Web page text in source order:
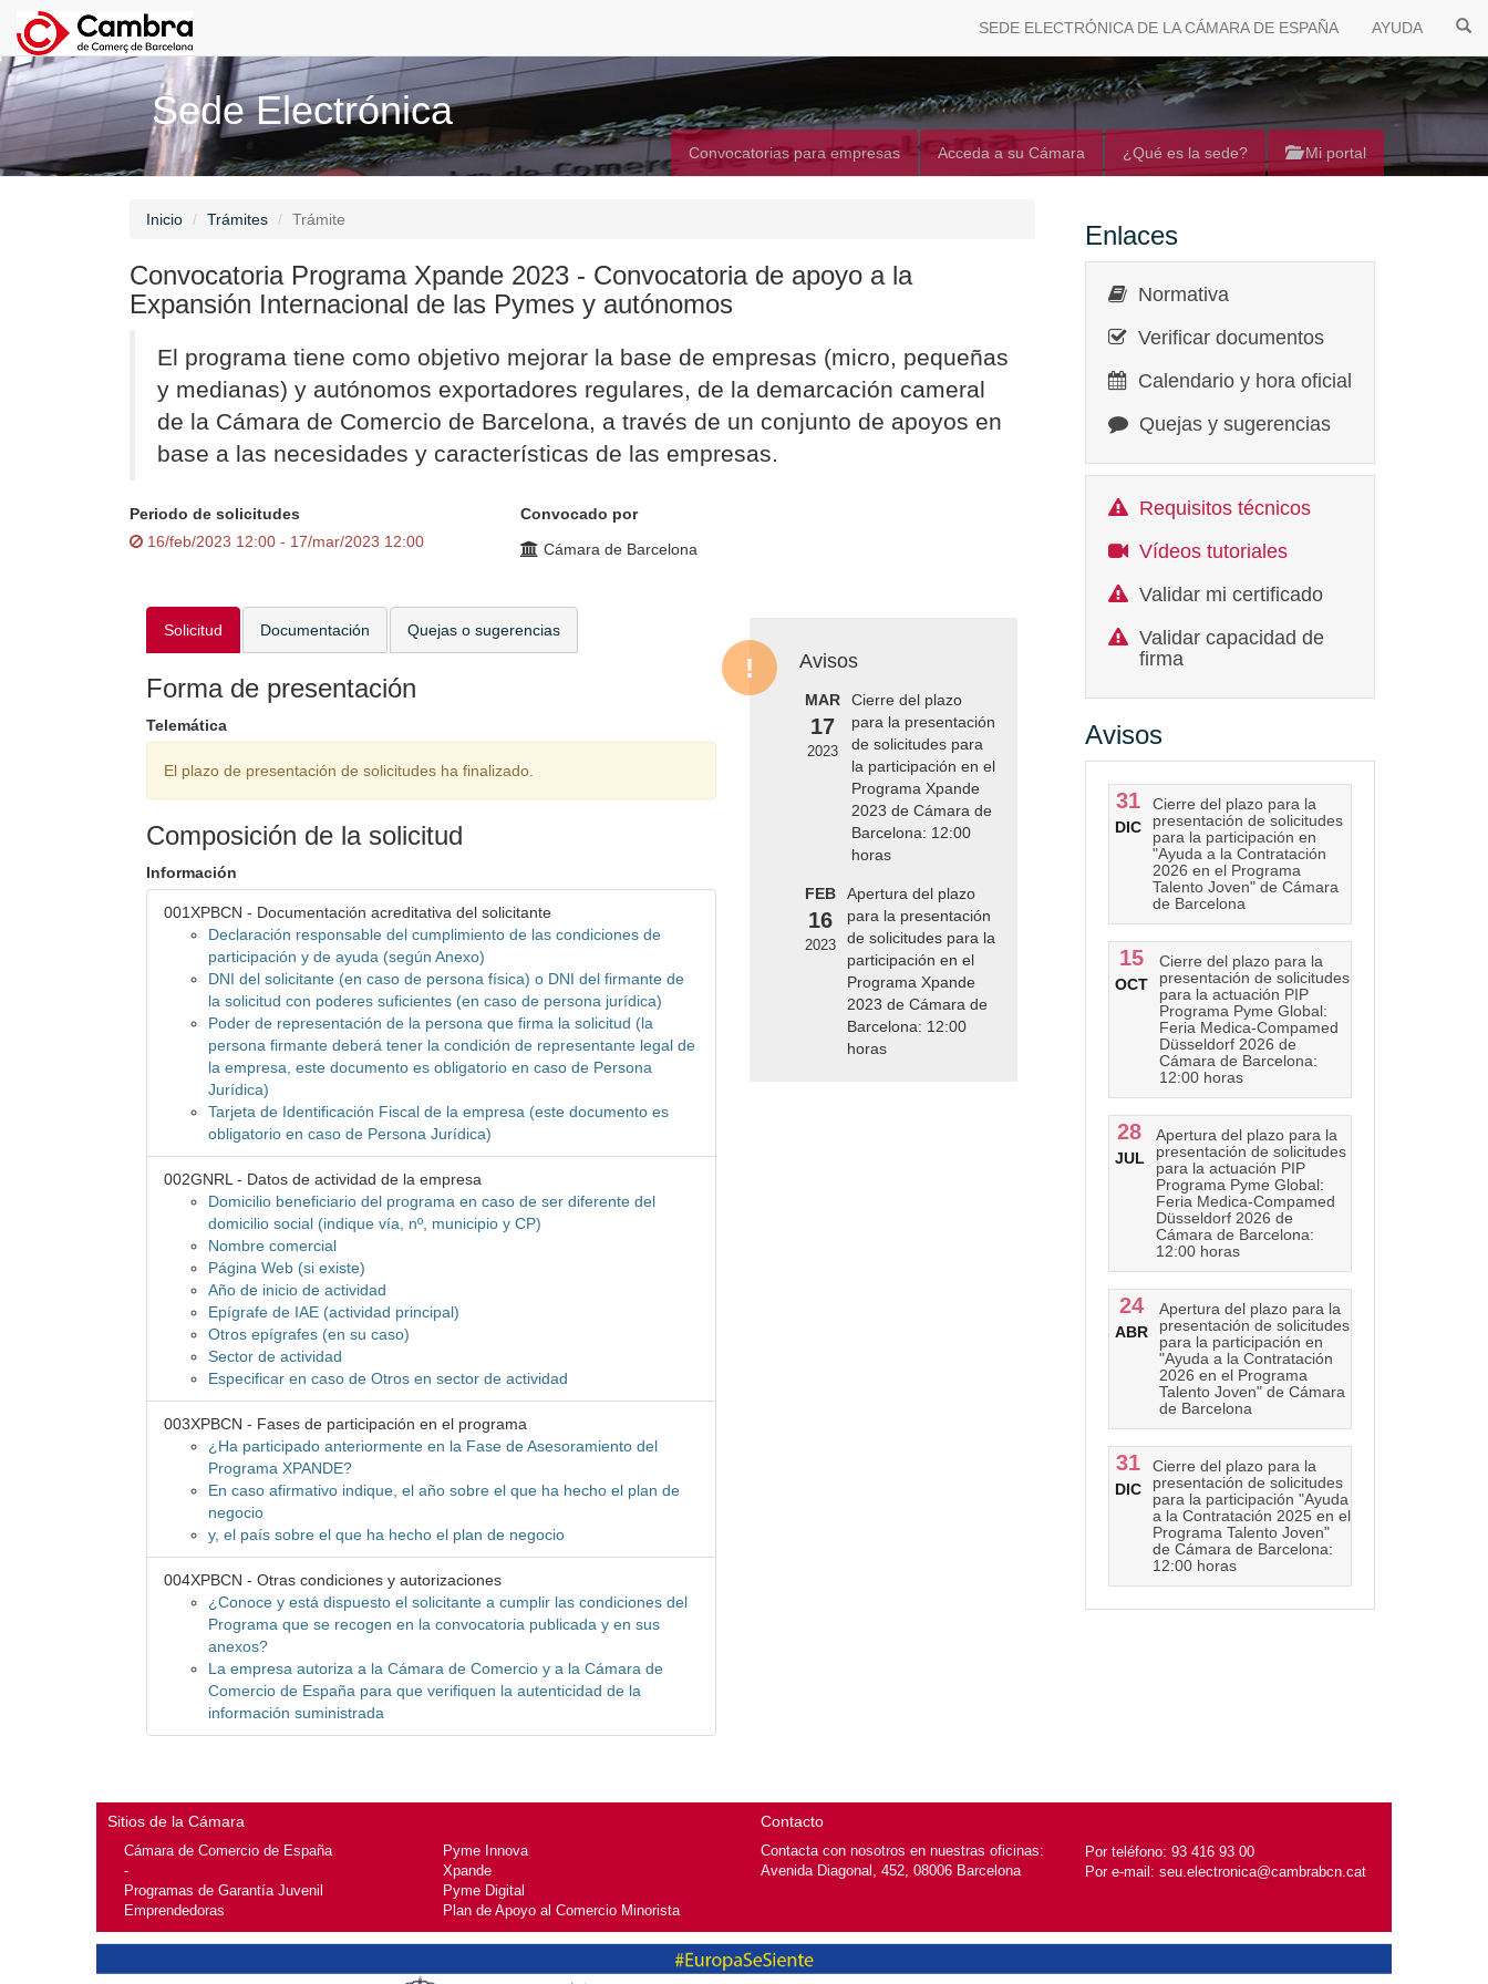
SEDE ELECTRÓNICA DE LA CÁMARA DE ESPAÑA AYUDA
Sede Electrónica
Convocatorias para empresas Acceda a su Cámara ¿Qué es la sede? Mi portal
Inicio Trámites Trámite
Convocatoria Programa Xpande 2023 - Convocatoria de apoyo a la
Expansión Internacional de las Pymes y autónomos
El programa tiene como objetivo mejorar la base de empresas (micro, pequeñas
y medianas) y autónomos exportadores regulares, de la demarcación cameral
de la Cámara de Comercio de Barcelona, a través de un conjunto de apoyos en
base a las necesidades y características de las empresas.
Periodo de solicitudes
16/feb/2023 12:00 - 17/mar/2023 12:00
Convocado por
Cámara de Barcelona
Solicitud Documentación Quejas o sugerencias
Forma de presentación
Telemática
El plazo de presentación de solicitudes ha finalizado.
Composición de la solicitud
Información
001XPBCN - Documentación acreditativa del solicitante
Declaración responsable del cumplimiento de las condiciones de
participación y de ayuda (según Anexo)
DNI del solicitante (en caso de persona física) o DNI del firmante de
la solicitud con poderes suficientes (en caso de persona jurídica)
Poder de representación de la persona que firma la solicitud (la
persona firmante deberá tener la condición de representante legal de
la empresa, este documento es obligatorio en caso de Persona
Jurídica)
Tarjeta de Identificación Fiscal de la empresa (este documento es
obligatorio en caso de Persona Jurídica)
002GNRL - Datos de actividad de la empresa
Domicilio beneficiario del programa en caso de ser diferente del
domicilio social (indique vía, nº, municipio y CP)
Nombre comercial
Página Web (si existe)
Año de inicio de actividad
Epígrafe de IAE (actividad principal)
Otros epígrafes (en su caso)
Sector de actividad
Especificar en caso de Otros en sector de actividad
003XPBCN - Fases de participación en el programa
¿Ha participado anteriormente en la Fase de Asesoramiento del
Programa XPANDE?
En caso afirmativo indique, el año sobre el que ha hecho el plan de
negocio
y, el país sobre el que ha hecho el plan de negocio
004XPBCN - Otras condiciones y autorizaciones
¿Conoce y está dispuesto el solicitante a cumplir las condiciones del
Programa que se recogen en la convocatoria publicada y en sus
anexos?
La empresa autoriza a la Cámara de Comercio y a la Cámara de
Comercio de España para que verifiquen la autenticidad de la
información suministrada
Avisos
MAR
17
2023
Cierre del plazo
para la presentación
de solicitudes para
la participación en el
Programa Xpande
2023 de Cámara de
Barcelona: 12:00
horas
FEB
16
2023
Apertura del plazo
para la presentación
de solicitudes para la
participación en el
Programa Xpande
2023 de Cámara de
Barcelona: 12:00
horas
Enlaces
Normativa
Verificar documentos
Calendario y hora oficial
Quejas y sugerencias
Requisitos técnicos
Vídeos tutoriales
Validar mi certificado
Validar capacidad de
firma
Avisos
31
DIC
Cierre del plazo para la
presentación de solicitudes
para la participación en
"Ayuda a la Contratación
2026 en el Programa
Talento Joven" de Cámara
de Barcelona
15
OCT
Cierre del plazo para la
presentación de solicitudes
para la actuación PIP
Programa Pyme Global:
Feria Medica-Compamed
Düsseldorf 2026 de
Cámara de Barcelona:
12:00 horas
28
JUL
Apertura del plazo para la
presentación de solicitudes
para la actuación PIP
Programa Pyme Global:
Feria Medica-Compamed
Düsseldorf 2026 de
Cámara de Barcelona:
12:00 horas
24
ABR
Apertura del plazo para la
presentación de solicitudes
para la participación en
"Ayuda a la Contratación
2026 en el Programa
Talento Joven" de Cámara
de Barcelona
31
DIC
Cierre del plazo para la
presentación de solicitudes
para la participación "Ayuda
a la Contratación 2025 en el
Programa Talento Joven"
de Cámara de Barcelona:
12:00 horas
Sitios de la Cámara
Cámara de Comercio de España
-
Programas de Garantía Juvenil
Emprendedoras
Pyme Innova
Xpande
Pyme Digital
Plan de Apoyo al Comercio Minorista
Contacto
Contacta con nosotros en nuestras oficinas:
Avenida Diagonal, 452, 08006 Barcelona
Por teléfono: 93 416 93 00
Por e-mail: seu.electronica@cambrabcn.cat